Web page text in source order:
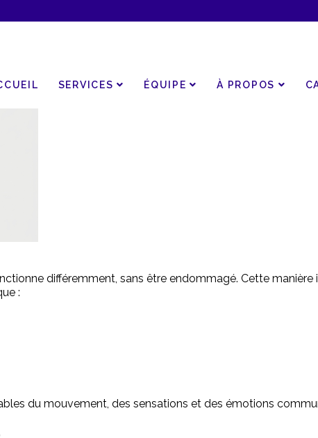
SERVICES ÉQUIPE À PROPOS
différemment, sans être endommagé. Cette manière
:
du mouvement, des sensations et des émotions